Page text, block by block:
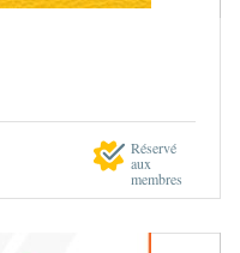
Réservé
aux
membres